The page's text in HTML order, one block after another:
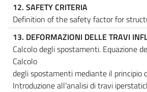
12. SAFETY CRITERIA
Definition of the safety factor for
13. DEFORMAZIONI DELLE TRAVI
Calcolo degli spostamenti. Equazione
Calcolo
degli spostamenti mediante il principio
Introduzione all’analisi di travi